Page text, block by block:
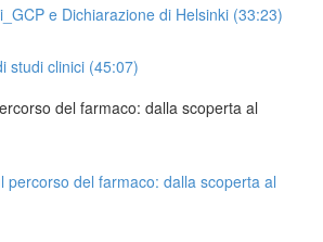
e Dichiarazione di Helsinki (33:23)
studi clinici (45:07)
del farmaco: dalla scoperta al
percorso del farmaco: dalla scoperta al